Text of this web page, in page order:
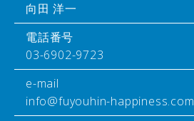
向田 洋一
電話番号
03-6902-9723
e-mail
info@fuyouhin-happiness.com